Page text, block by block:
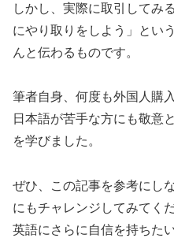
しかし、実際に取引してみ
にやり取りをしよう」とい
んと伝わるものです。
筆者自身、何度も外国人購
日本語が苦手な方にも敬意
を学びました。
ぜひ、この記事を参考にし
にもチャレンジしてみてくだ
英語にさらに自信を持ちた